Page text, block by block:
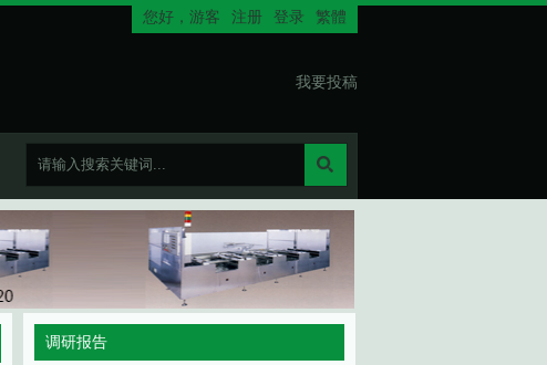
您好， 游客 注册 登录 繁體
我要投稿
调研报告